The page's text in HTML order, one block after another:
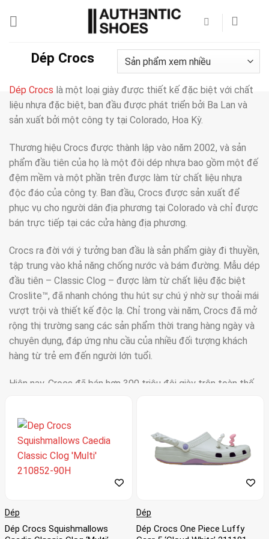
Dép Crocs
Dép Crocs là một loại giày được thiết kế đặc biệt với chất
liệu nhựa đặc biệt, ban đầu được phát triển bởi Ba Lan và
sản xuất bởi một công ty tại Colorado, Hoa Kỳ.
Thương hiệu Crocs được thành lập vào năm 2002, và sản
phẩm đầu tiên của họ là một đôi dép nhựa bao gồm một đế
đệm mềm và một phần trên được làm từ chất liệu nhựa
độc đáo của công ty. Ban đầu, Crocs được sản xuất để
phục vụ cho người dân địa phương tại Colorado và chỉ được
bán trực tiếp tại các cửa hàng địa phương.
Crocs ra đời với ý tưởng ban đầu là sản phẩm giày đi thuyền,
tập trung vào khả năng chống nước và bám đường. Mẫu dép
đầu tiên – Classic Clog – được làm từ chất liệu đặc biệt
Croslite™, đã nhanh chóng thu hút sự chú ý nhờ sự thoải mái
vượt trội và thiết kế độc lạ. Chỉ trong vài năm, Crocs đã mở
rộng thị trường sang các sản phẩm thời trang hàng ngày và
chuyên dụng, đáp ứng nhu cầu của nhiều đối tượng khách
hàng từ trẻ em đến người lớn tuổi.
Hiện nay, Crocs đã bán hơn 300 triệu đôi giày trên toàn thế
Chất liệu độc quyền: Điểm nhấn tạo sự
khác biệt
chính là chất liệu Croslite™ độc quyền. Đây là một loại nhựa
bọt nhẹ, bền, và chống trơn trượt, mang lại nhiều ưu điểm
Dép
Dép Crocs Squishmallows
Dép
Dép Crocs One Piece Luffy